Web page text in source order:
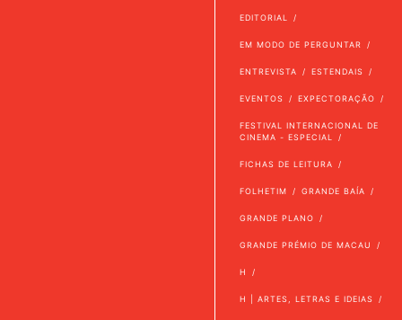
EDITORIAL
EM MODO DE PERGUNTAR
ENTREVISTA ESTENDAIS
EVENTOS EXPECTORAÇÃO
FESTIVAL INTERNACIONAL DE
CINEMA - ESPECIAL
FICHAS DE LEITURA
FOLHETIM GRANDE BAÍA
GRANDE PLANO
GRANDE PRÉMIO DE MACAU
H
H | ARTES, LETRAS E IDEIAS